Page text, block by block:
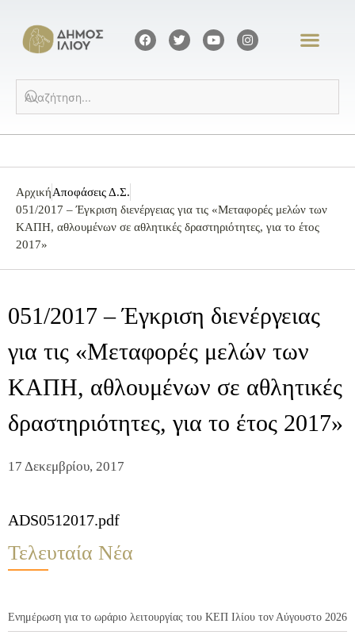
ΑρχικήΑποφάσεις Δ.Σ.
051/2017 – Έγκριση διενέργειας για τις «Μεταφορές μελών των
ΚΑΠΗ, αθλουμένων σε αθλητικές δραστηριότητες, για το έτος
2017»
051/2017 – Έγκριση διενέργειας
για τις «Μεταφορές μελών των
ΚΑΠΗ, αθλουμένων σε αθλητικές
δραστηριότητες, για το έτος 2017»
17 Δεκεμβρίου, 2017
ADS0512017.pdf
Τελευταία Νέα
Ενημέρωση για το ωράριο λειτουργίας του ΚΕΠ Ιλίου τον Αύγουστο 2026